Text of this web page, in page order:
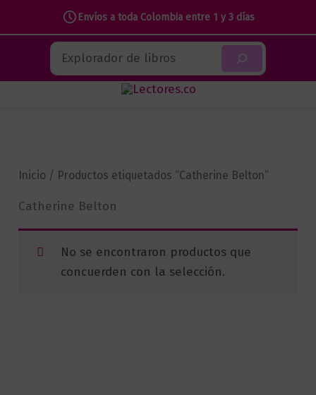
Envíos a toda Colombia entre 1 y 3 días
contenido
Buscar
Inicio / Productos etiquetados “Catherine Belton”
Catherine Belton
No se encontraron productos que
concuerden con la selección.